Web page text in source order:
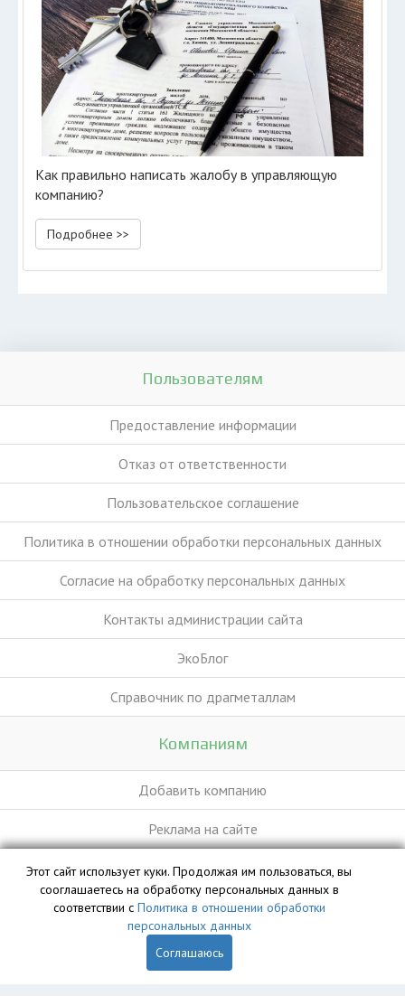
Как правильно написать жалобу в управляющую
компанию?
Подробнее >>
Пользователям
Предоставление информации
Отказ от ответственности
Пользовательское соглашение
Политика в отношении обработки персональных данных
Согласие на обработку персональных данных
Контакты администрации сайта
ЭкоБлог
Справочник по драгметаллам
Компаниям
Добавить компанию
Реклама на сайте
База данных сайта vyvoz.org является интеллектуальной
собственностью ООО «Профит» и охраняется законом.
Этот сайт использует куки. Продолжая им пользоваться, вы
сооглашаетесь на обработку персональных данных в
соответствии с Политика в отношении обработки
персональных данных
Соглашаюсь